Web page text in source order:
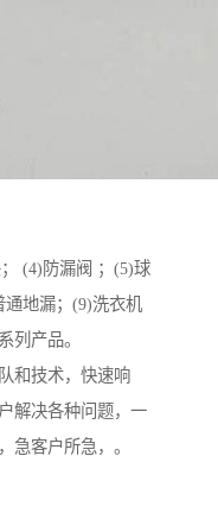
(4)防漏阀 ；(5)球
通地漏；(9)洗衣机
列产品。
和技术，快速响
解决各种问题，一
急客户所急，。